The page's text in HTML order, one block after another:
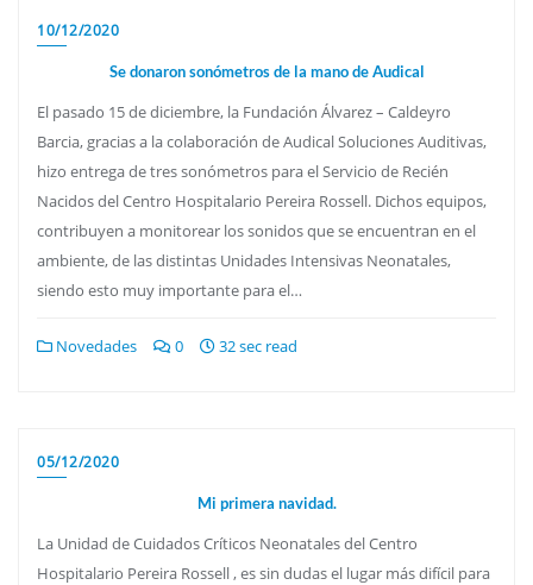
10/12/2020
Se donaron sonómetros de la mano de Audical
El pasado 15 de diciembre, la Fundación Álvarez – Caldeyro
Barcia, gracias a la colaboración de Audical Soluciones Auditivas,
hizo entrega de tres sonómetros para el Servicio de Recién
Nacidos del Centro Hospitalario Pereira Rossell. Dichos equipos,
contribuyen a monitorear los sonidos que se encuentran en el
ambiente, de las distintas Unidades Intensivas Neonatales,
siendo esto muy importante para el…
Novedades 0 32 sec read
05/12/2020
Mi primera navidad.
La Unidad de Cuidados Críticos Neonatales del Centro
Hospitalario Pereira Rossell , es sin dudas el lugar más difícil para